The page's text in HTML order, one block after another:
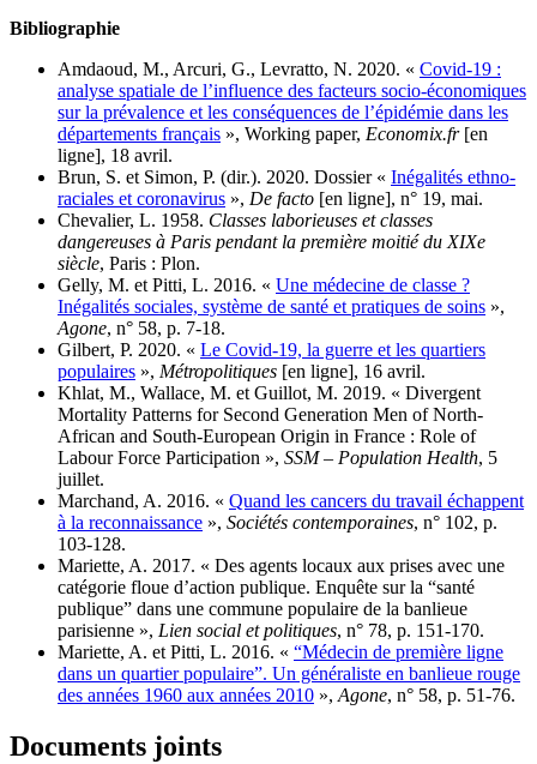
Bibliographie
Amdaoud, M., Arcuri, G., Levratto, N. 2020. « Covid-19 :
analyse spatiale de l’influence des facteurs socio-économiques
sur la prévalence et les conséquences de l’épidémie dans les
départements français », Working paper, Economix.fr[en
ligne], 18 avril.
Brun, S. et Simon, P. (dir.). 2020. Dossier « Inégalités ethno-
raciales et coronavirus », De facto [en ligne], n° 19, mai.
Chevalier, L. 1958. Classes laborieuses et classes
dangereuses à Paris pendant la première moitié du XIXe
siècle, Paris : Plon.
Gelly, M. et Pitti, L. 2016. « Une médecine de classe ?
Inégalités sociales, système de santé et pratiques de soins »,
Agone, n° 58, p. 7-18.
Gilbert, P. 2020. « Le Covid-19, la guerre et les quartiers
populaires », Métropolitiques [en ligne], 16 avril.
Khlat, M., Wallace, M. et Guillot, M. 2019. « Divergent
Mortality Patterns for Second Generation Men of North-
African and South-European Origin in France : Role of
Labour Force Participation », SSM – Population Health, 5
juillet.
Marchand, A. 2016. « Quand les cancers du travail échappent
à la reconnaissance », Sociétés contemporaines, n° 102, p.
103-128.
Mariette, A. 2017. « Des agents locaux aux prises avec une
catégorie floue d’action publique. Enquête sur la “santé
publique” dans une commune populaire de la banlieue
parisienne », Lien social et politiques, n° 78, p. 151-170.
Mariette, A. et Pitti, L. 2016. « “Médecin de première ligne
dans un quartier populaire”. Un généraliste en banlieue rouge
des années 1960 aux années 2010 », Agone, n° 58, p. 51-76.
Documents joints